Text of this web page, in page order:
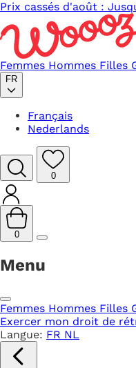
Prix cassés d'août :
Femmes Hommes Filles
FR
Français
Nederlands
0
0
Menu
Femmes Hommes Filles
Exercer mon droit de
Langue: FR NL